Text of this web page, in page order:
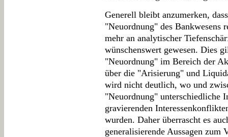
Generell bleibt anzumerken,
"Neuordnung" des
mehr an analytischer
wünschenswert gewesen. Dies
"Neuordnung" im Bereich der
über die "Arisierung" und
wird nicht deutlich, wo und
"Neuordnung" unterschiedliche
gravierenden
wurden. Daher überrascht es
generalisierende Aussagen